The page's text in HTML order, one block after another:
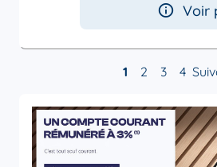
Voir
1 2 3 4